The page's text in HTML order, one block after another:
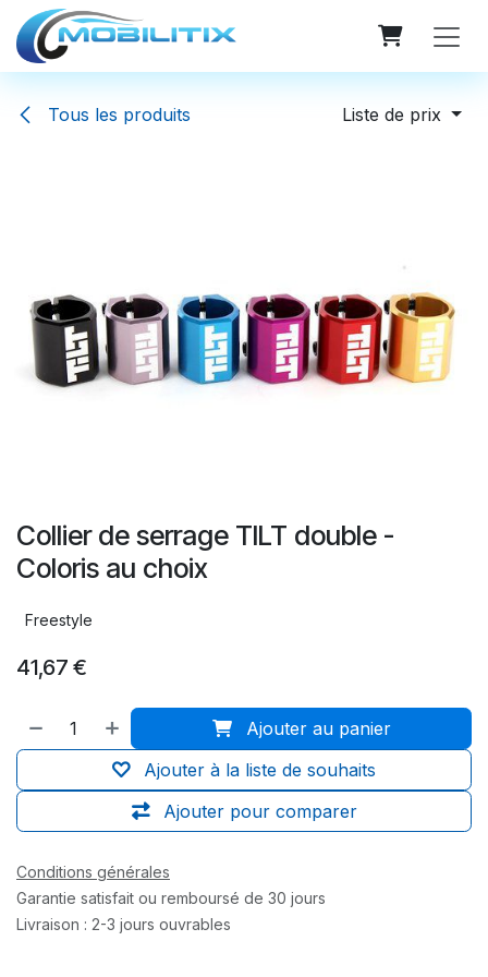
Se rendre au contenu
Tous les produits Liste de prix
Collier de serrage TILT double -
Coloris au choix
Freestyle
41,67 €
Ajouter au panier
Ajouter pour comparer
Ajouter à la liste de souhaits
Conditions générales
Garantie satisfait ou remboursé de 30 jours
Livraison : 2-3 jours ouvrables